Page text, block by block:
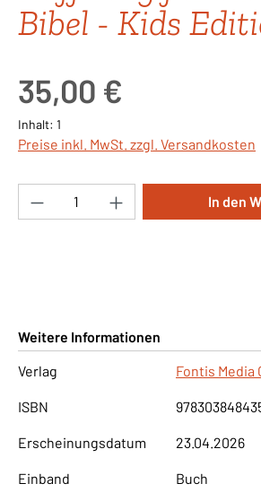
Bibel - Kids
35,00 €
Inhalt: 1
Preise inkl. MwSt. zzgl. Versandkosten
Produkt Anzahl: Gib den
In den
Weitere Informationen
Verlag
Fontis Media
ISBN
Erscheinungsdatum 23.04.2026
Einband Buch